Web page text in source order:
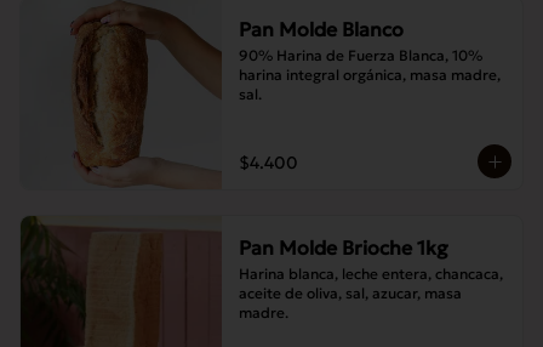
Pan Molde Blanco
90% Harina de Fuerza Blanca, 10%
harina integral orgánica, masa madre,
sal.
$4.400
Pan Molde Brioche 1kg
Harina blanca, leche entera, chancaca,
aceite de oliva, sal, azucar, masa
madre.